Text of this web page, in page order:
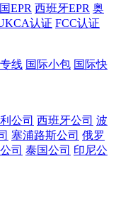
EPR 西班牙EPR 奥
认证 FCC认证
线 国际小包 国际快
公司 西班牙公司 波
塞浦路斯公司 俄罗
司 泰国公司 印尼公